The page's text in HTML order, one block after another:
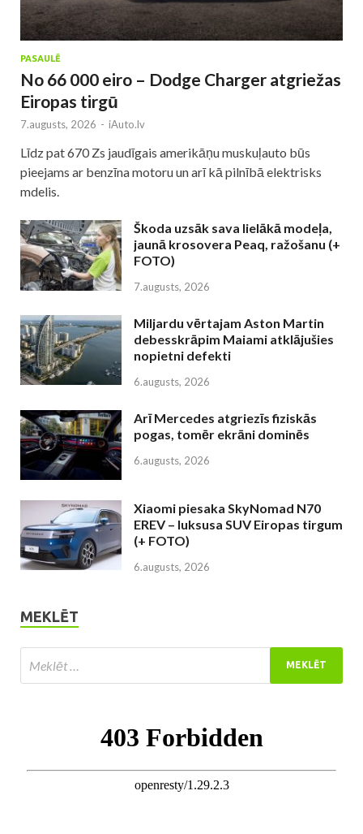
PASAULĒ
No 66 000 eiro – Dodge Charger atgriežas
Eiropas tirgū
7.augusts, 2026 - iAuto.lv
Līdz pat 670 Zs jaudīgais amerikāņu muskuļauto būs
pieejams ar benzīna motoru un arī kā pilnībā elektrisks
mdelis.
Škoda uzsāk sava lielākā modeļa,
jaunā krosovera Peaq, ražošanu (+
FOTO)
7.augusts, 2026
Miljardu vērtajam Aston Martin
debesskrāpim Maiami atklājušies
nopietni defekti
6.augusts, 2026
Arī Mercedes atgriezīs fiziskās
pogas, tomēr ekrāni dominēs
6.augusts, 2026
Xiaomi piesaka SkyNomad N70
EREV – luksusa SUV Eiropas tirgum
(+ FOTO)
6.augusts, 2026
MEKLĒT